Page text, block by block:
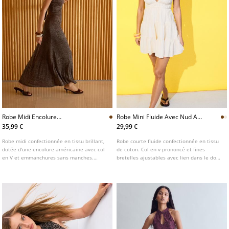
Robe Midi Encolure
Americaine
35,99 €
Robe midi confectionnée en tissu brillant,
dotée d'une encolure américaine avec col
en V et emmanchures sans manches.
Robe Mini Fluide Avec Nud Au
Dos
29,99 €
Robe courte fluide confectionnée en tissu
de coton. Col en v prononcé et fines
bretelles ajustables avec lien dans le dos.